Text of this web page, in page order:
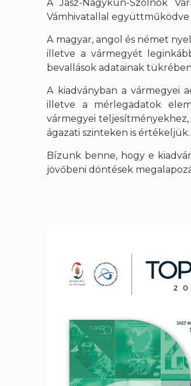
A Jász-Nagykun-Szolnok
Vámhivatallal együttműködve
A magyar, angol és német
illetve a vármegyét
bevallások adatainak
A kiadványban a vármegyei
illetve a mérlegadatok
vármegyei
ágazati szinteken is értékeljük.
Bízunk benne, hogy e
jövőbeni döntések